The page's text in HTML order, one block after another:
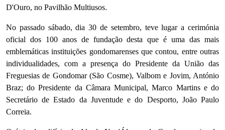
D'Ouro, no Pavilhão Multiusos.
No passado sábado, dia 30 de setembro, teve lugar a cerimónia
oficial dos 100 anos de fundação desta que é uma das mais
emblemáticas instituições gondomarenses que contou, entre outras
individualidades, com a presença do Presidente da União das
Freguesias de Gondomar (São Cosme), Valbom e Jovim, António
Braz;do Presidente da Câmara Municipal, Marco Martins e do
Secretário de Estado da Juventude e do Desporto, João Paulo
Correia.